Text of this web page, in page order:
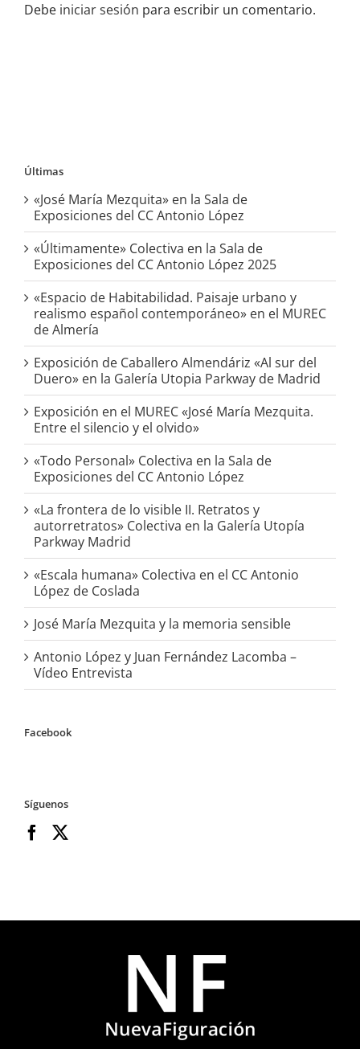
Debe iniciar sesión para escribir un comentario.
Últimas
«José María Mezquita» en la Sala de
Exposiciones del CC Antonio López
«Últimamente» Colectiva en la Sala de
Exposiciones del CC Antonio López 2025
«Espacio de Habitabilidad. Paisaje urbano y
realismo español contemporáneo» en el MUREC
de Almería
Exposición de Caballero Almendáriz «Al sur del
Duero» en la Galería Utopia Parkway de Madrid
Exposición en el MUREC «José María Mezquita.
Entre el silencio y el olvido»
«Todo Personal» Colectiva en la Sala de
Exposiciones del CC Antonio López
«La frontera de lo visible II. Retratos y
autorretratos» Colectiva en la Galería Utopía
Parkway Madrid
«Escala humana» Colectiva en el CC Antonio
López de Coslada
José María Mezquita y la memoria sensible
Antonio López y Juan Fernández Lacomba –
Vídeo Entrevista
Facebook
Síguenos